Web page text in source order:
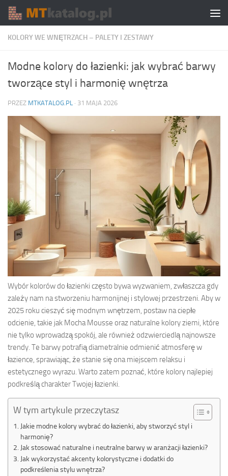
Skip to content
KOLORY WE WNĘTRZACH – PALETY I ZESTAWY
Modne kolory do łazienki: jak wybrać barwy
tworzące styl i harmonię wnętrza
PRZEZ MTKATALOG.PL · 31 MAJA 2026
Wybór kolorów do łazienki często bywa wyzwaniem, zwłaszcza gdy
zależy nam na stworzeniu harmonijnej i stylowej przestrzeni. Aby w
2025 roku cieszyć się modnym wnętrzem, postaw na ciepłe
odcienie, takie jak Mocha Mousse oraz naturalne kolory ziemi, które
nie tylko wprowadzą spokój, ale również odzwierciedlą najnowsze
trendy. Te barwy potrafią diametralnie odmienić atmosferę w
łazience, sprawiając, że stanie się ona miejscem relaksu i
estetycznego wyrazu. Warto zatem poznać, które kolory najlepiej
podkreślą charakter Twojej łazienki.
W tym artykule przeczytasz
Jakie modne kolory wybrać do łazienki, aby stworzyć styl i
harmonię?
Jak stosować naturalne i neutralne barwy w aranżacji łazienki?
Jak wykorzystać akcenty kolorystyczne i dodatki do
podkreślenia stylu wnętrza?